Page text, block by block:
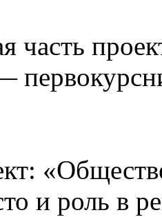
часть
и роль в